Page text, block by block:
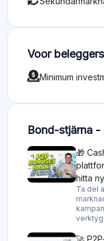
Voor beleggers
Minimum
Bond-stjärna -
🎁
hitta
Ta del
🚀